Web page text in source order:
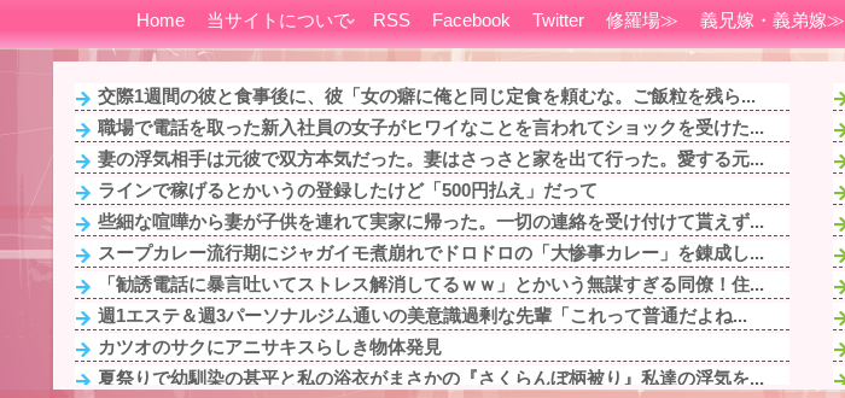
Home 当サイトについて RSS Facebook Twitter 修羅場≫ 義兄嫁・義弟嫁≫
交際1週間の彼と食事後に、彼「女の癖に俺と同じ定食を頼むな。ご飯粒を残ら...
職場で電話を取った新入社員の女子がヒワイなことを言われてショックを受けた...
妻の浮気相手は元彼で双方本気だった。妻はさっさと家を出て行った。愛する元...
ラインで稼げるとかいうの登録したけど「500円払え」だって
些細な喧嘩から妻が子供を連れて実家に帰った。一切の連絡を受け付けて貰えず...
スープカレー流行期にジャガイモ煮崩れでドロドロの「大惨事カレー」を錬成し...
「勧誘電話に暴言吐いてストレス解消してるｗｗ」とかいう無謀すぎる同僚！住...
週1エステ＆週3パーソナルジム通いの美意識過剰な先輩「これって普通だよね...
カツオのサクにアニサキスらしき物体発見
夏祭りで幼馴染の甚平と私の浴衣がまさかの『さくらんぼ柄被り』私達の浮気を...